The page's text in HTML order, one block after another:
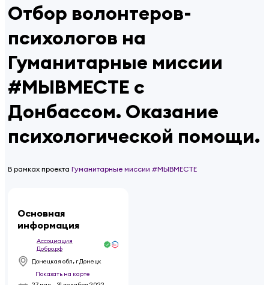
Отбор волонтеров-
психологов на
Гуманитарные миссии
#МЫВМЕСТЕ c
Донбассом. Оказание
психологической помощи.
В рамках проекта Гуманитарные миссии #МЫВМЕСТЕ
Основная
информация
Ассоциация
Добро.рф
Донецкая обл, г Донецк
Показать на карте